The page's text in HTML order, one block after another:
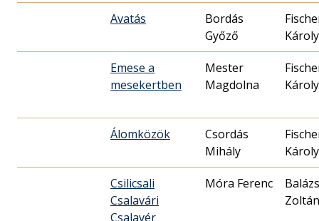
Avatás
Bordás
Győző
Károly
Emese a
mesekertben
Mester
Magdolna
Károly
Álomközök
Csordás
Mihály
Károly
Csilicsali
Csalavári
Csalavér
Móra Ferenc
Zoltán